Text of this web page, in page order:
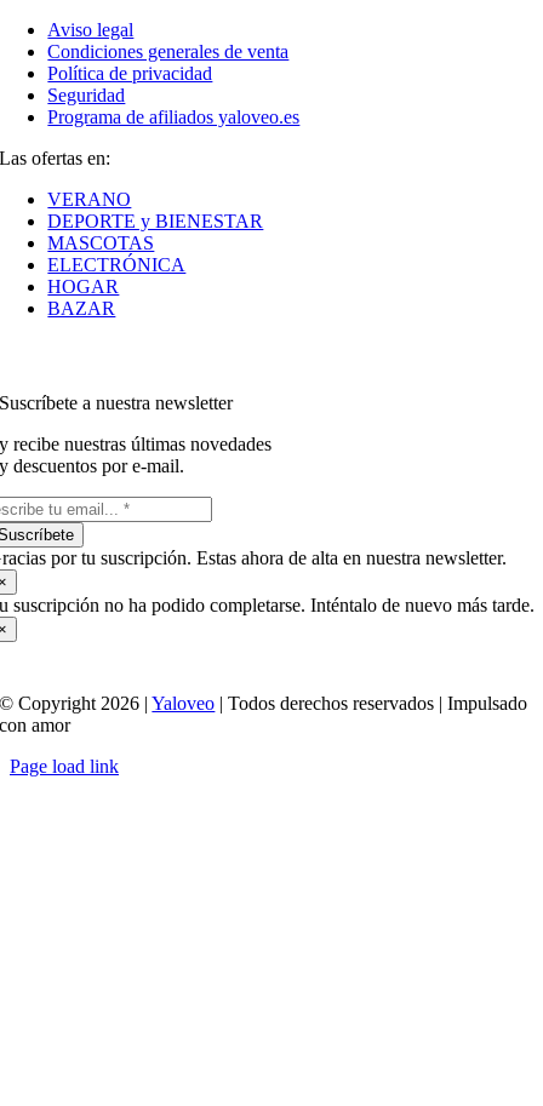
Aviso legal
Condiciones generales de venta
Política de privacidad
Seguridad
Programa de afiliados yaloveo.es
Las ofertas en:
VERANO
DEPORTE y BIENESTAR
MASCOTAS
ELECTRÓNICA
HOGAR
BAZAR
Suscríbete a nuestra newsletter
y recibe nuestras últimas novedades
y descuentos por e-mail.
por tu suscripción. Estas ahora de alta en nuestra newsletter.
suscripción no ha podido completarse. Inténtalo de nuevo más tarde.
© Copyright 2026 |Yaloveo | Todos derechos reservados | Impulsado
con amor
Page load link